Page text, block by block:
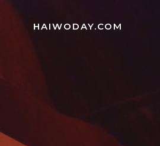
HAIWODAY.COM